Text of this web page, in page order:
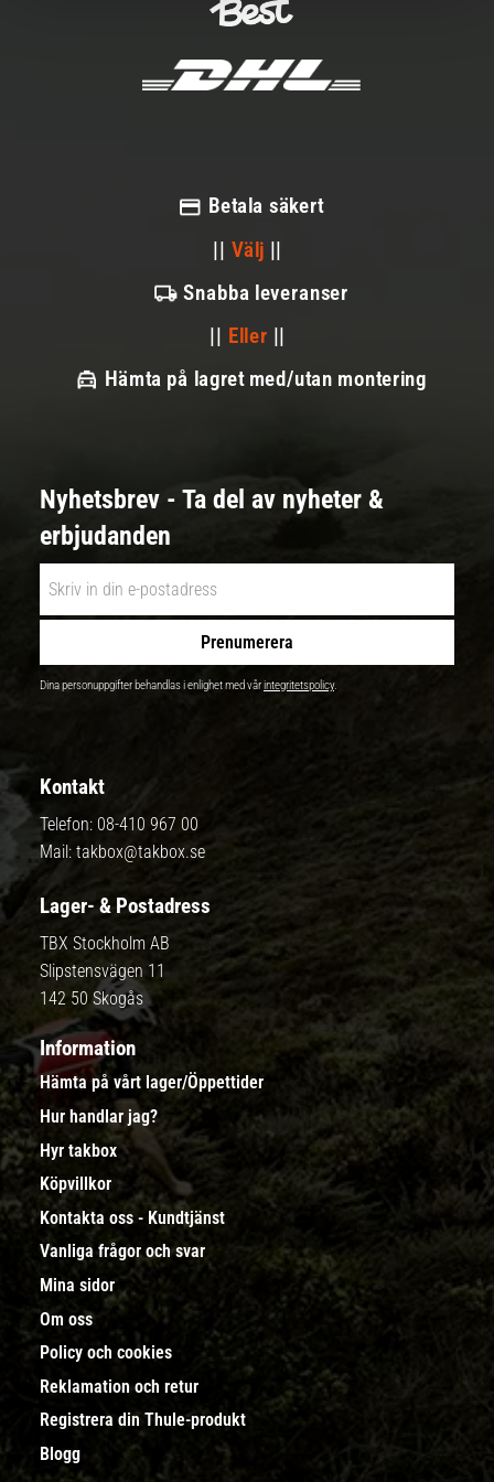
Betala säkert
|| Välj ||
Snabba leveranser
|| Eller ||
Hämta på lagret med/utan montering
Nyhetsbrev - Ta del av nyheter &
erbjudanden
Prenumerera
Dina personuppgifter behandlas i enlighet med vårintegritetspolicy.
Kontakt
Telefon: 08-410 967 00
Mail: takbox@takbox.se
Lager- & Postadress
TBX Stockholm AB
Slipstensvägen 11
142 50 Skogås
Information
Hämta på vårt lager/Öppettider
Hur handlar jag?
Hyr takbox
Köpvillkor
Kontakta oss - Kundtjänst
Vanliga frågor och svar
Mina sidor
Om oss
Policy och cookies
Reklamation och retur
Registrera din Thule-produkt
Blogg